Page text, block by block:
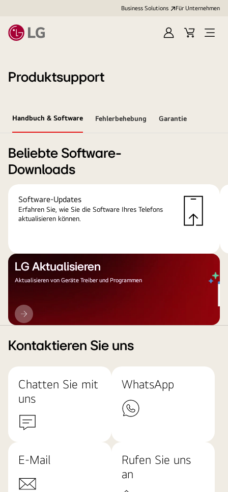
Business Solutions Für Unternehmen
Anmelden
Cart
Open
Produktsupport
Handbuch & Software Fehlerbehebung Garantie
Beliebte Software-
Downloads
Software-Updates
Erfahren Sie, wie Sie die Software Ihres Telefons
aktualisieren können.
LG Aktualisieren
Aktualisieren von Geräte Treiber und Programmen
LG
Aktualisieren
Kontaktieren Sie uns
Chatten Sie mit
uns
WhatsApp
E-Mail
Rufen Sie uns
an